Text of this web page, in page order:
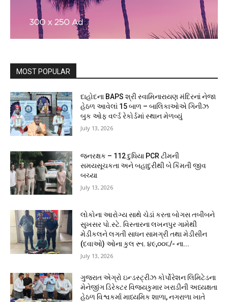
MOST POPULAR
દાહોદના BAPS શ્રી સ્વામિનારાયણ મંદિરનાં નેજા
હેઠળ આવેલાં 15 બાળ – બાલિકાઓએ ગિનીઝ
બુક ઓફ વર્લ્ડ રેકોર્ડમાં સ્થાન મેળવ્યું
July 13, 2026
જનરક્ષક – 112 દુધિયા PCR ટીમની
સમયસૂચકતા અને બહાદુરીથી બે કિંમતી જીવ
બચ્યા
July 13, 2026
લોકોના આરોગ્ય સાથે ચેડાં કરતા બોગસ તબીબને
સુખસર પો.સ્ટે. વિસ્તારના લખનપુર ગામેથી
મેડીકલને લગતી સાધન સામગ્રી તથા મેડીસીન
(દવાઓ) ઓના કુલ રૂા. ૪૯,૦૦૬/- ના...
July 13, 2026
ગુજરાત એગ્રો ઇન્ડસ્ટ્રીઝ કોર્પોરેશન લિમિટેડના
મેનેજીંગ ડિરેક્ટર વિજયકુમાર ખરાડીની અધ્યક્ષતા
હેઠળ વિશ્વકર્મા માધ્યમિક શાળા, નગરાળા ખાતે